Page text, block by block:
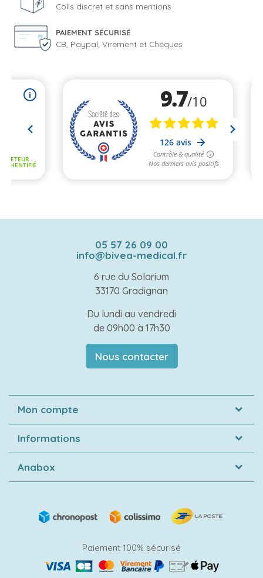
Colis discret et sans mentions
PAIEMENT SÉCURISÉ
CB, Paypal, Virement et Chèques
05 57 26 09 00
info@bivea-medical.fr
6 rue du Solarium
33170 Gradignan
Du lundi au vendredi
de 09h00 à 17h30
Nous contacter
Mon compte
Informations
Anabox
Paiement 100% sécurisé